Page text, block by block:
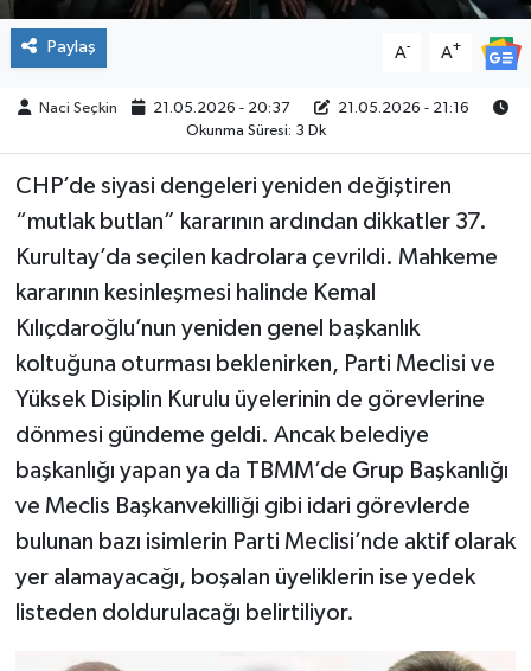
Paylaş A- A+
Naci Seçkin 21.05.2026 - 20:37
21.05.2026 - 21:16
Okunma Süresi: 3 Dk
CHP’de siyasi dengeleri yeniden değiştiren
“mutlak butlan” kararının ardından dikkatler 37.
Kurultay’da seçilen kadrolara çevrildi. Mahkeme
kararının kesinleşmesi halinde Kemal
Kılıçdaroğlu’nun yeniden genel başkanlık
koltuğuna oturması beklenirken, Parti Meclisi ve
Yüksek Disiplin Kurulu üyelerinin de görevlerine
dönmesi gündeme geldi. Ancak belediye
başkanlığı yapan ya da TBMM’de Grup Başkanlığı
ve Meclis Başkanvekilliği gibi idari görevlerde
bulunan bazı isimlerin Parti Meclisi’nde aktif olarak
yer alamayacağı, boşalan üyeliklerin ise yedek
listeden doldurulacağı belirtiliyor.